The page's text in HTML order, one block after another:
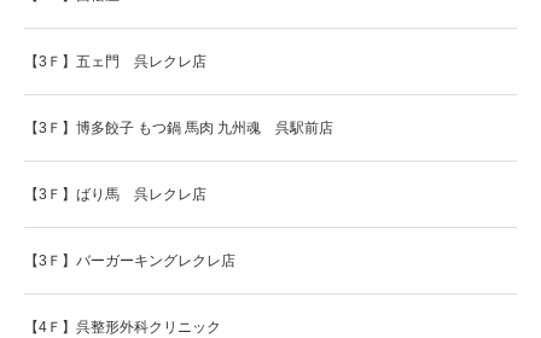
【3Ｆ】五ェ門 呉レクレ店
【3Ｆ】博多餃子 もつ鍋 馬肉 九州魂 呉駅前店
【3Ｆ】ばり馬 呉レクレ店
【3Ｆ】バーガーキングレクレ店
【4Ｆ】呉整形外科クリニック